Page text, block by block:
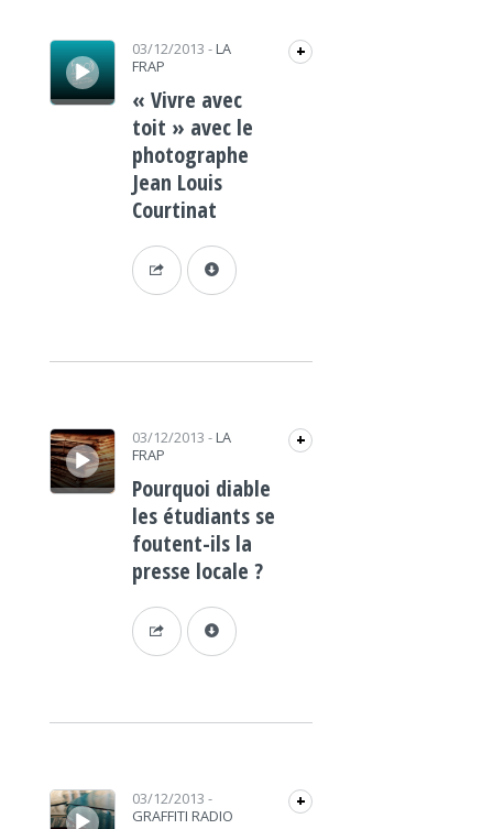
Lecteur audio 03/12/2013 - LA
FRAP
+
« Vivre avec
toit » avec le
photographe
Jean Louis
Courtinat
Lecteur audio 03/12/2013 - LA
FRAP
+
Pourquoi diable
les étudiants se
foutent-ils la
presse locale ?
Lecteur audio 03/12/2013 -
GRAFFITI RADIO
+